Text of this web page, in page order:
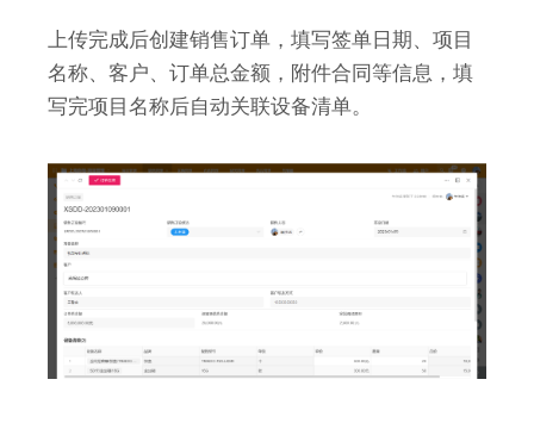
上传完成后创建销售订单，填写签单日期、项目
名称、客户、订单总金额，附件合同等信息，填
写完项目名称后自动关联设备清单。